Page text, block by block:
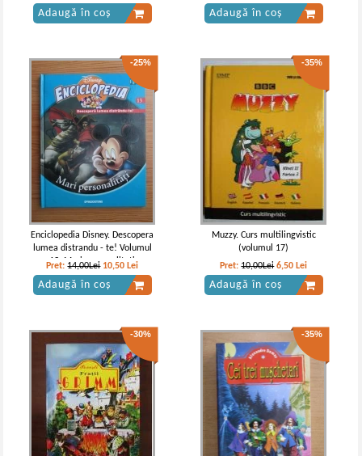
Rudyard Kipling - Cartea junglei
IN STOC
Pret:30,00Lei
Adaugă în coș
Rudyard Kipling - Cartea junglei
IN STOC
10,00Lei 7,50
Adaugă în coș
-25%
Rudyard Kipling - Cartea junglei
IN STOC
-25%
Rudyard Kipling - Cartile Junglei
IN STOC
Adaugă în coș Adaugă în coș
-25%
Enciclopedia Disney. Descopera
lumea distrandu - te! Volumul
13: Mari personalitati
Pret:14,00Lei 10,50 Lei
Adaugă în coș
-35%
Muzzy. Curs multilingvistic
(volumul 17)
Pret:10,00Lei 6,50 Lei
Adaugă în coș
-30% -35%